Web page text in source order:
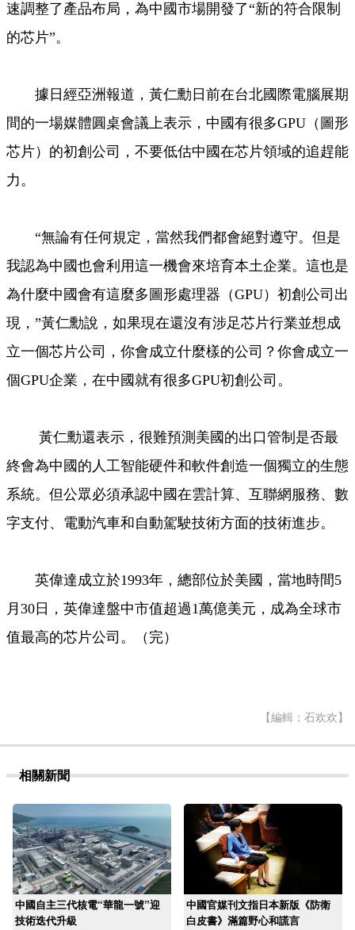
速調整了產品布局，為中國市場開發了“新的符合限制
的芯片”。
據日經亞洲報道，黃仁勳日前在台北國際電腦展期
間的一場媒體圓桌會議上表示，中國有很多GPU（圖形
芯片）的初創公司，不要低估中國在芯片領域的追趕能
力。
“無論有任何規定，當然我們都會絕對遵守。但是
我認為中國也會利用這一機會來培育本土企業。這也是
為什麼中國會有這麼多圖形處理器（GPU）初創公司出
現，”黃仁勳說，如果現在還沒有涉足芯片行業並想成
立一個芯片公司，你會成立什麼樣的公司？你會成立一
個GPU企業，在中國就有很多GPU初創公司。
黃仁勳還表示，很難預測美國的出口管制是否最
終會為中國的人工智能硬件和軟件創造一個獨立的生態
系統。但公眾必須承認中國在雲計算、互聯網服務、數
字支付、電動汽車和自動駕駛技術方面的技術進步。
英偉達成立於1993年，總部位於美國，當地時間5
月30日，英偉達盤中市值超過1萬億美元，成為全球市
值最高的芯片公司。（完）
【編輯：石欢欢】
相關新聞
中國自主三代核電“華龍一號”迎
技術迭代升級
中國官媒刊文指日本新版《防衛
白皮書》滿篇野心和謊言